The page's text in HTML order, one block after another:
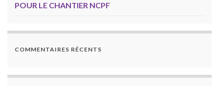
POUR LE CHANTIER NCPF
COMMENTAIRES RÉCENTS